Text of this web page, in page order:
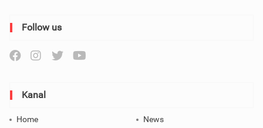
Follow us
Kanal
Home News